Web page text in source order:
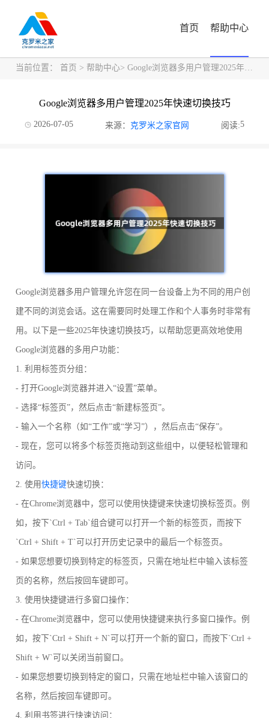
首页 帮助中心
当前位置： 首页 > 帮助中心> Google浏览器多用户管理2025年快速切换技巧
Google浏览器多用户管理2025年快速切换技巧
2026-07-05 来源： 克罗米之家官网 阅读:5
Google浏览器多用户管理允许您在同一台设备上为不同的用户创
建不同的浏览会话。这在需要同时处理工作和个人事务时非常有
用。以下是一些2025年快速切换技巧，以帮助您更高效地使用
Google浏览器的多用户功能：
1. 利用标签页分组：
- 打开Google浏览器并进入“设置”菜单。
- 选择“标签页”，然后点击“新建标签页”。
- 输入一个名称（如“工作”或“学习”），然后点击“保存”。
- 现在，您可以将多个标签页拖动到这些组中，以便轻松管理和
访问。
2. 使用快捷键快速切换：
- 在Chrome浏览器中，您可以使用快捷键来快速切换标签页。例
如，按下`Ctrl + Tab`组合键可以打开一个新的标签页，而按下
`Ctrl + Shift + T`可以打开历史记录中的最后一个标签页。
- 如果您想要切换到特定的标签页，只需在地址栏中输入该标签
页的名称，然后按回车键即可。
3. 使用快捷键进行多窗口操作：
- 在Chrome浏览器中，您可以使用快捷键来执行多窗口操作。例
如，按下`Ctrl + Shift + N`可以打开一个新的窗口，而按下`Ctrl +
Shift + W`可以关闭当前窗口。
- 如果您想要切换到特定的窗口，只需在地址栏中输入该窗口的
名称，然后按回车键即可。
4. 利用书签进行快速访问：